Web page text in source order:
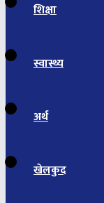
शिक्षा
स्वास्थ्य
अर्थ
खेलकुद